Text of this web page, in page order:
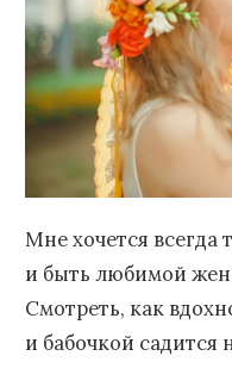
Мне хочется всегда
и быть любимой
Смотреть, как
и бабочкой садится